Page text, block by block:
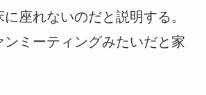
座れないのだと説明する。
ンミーティングみたいだと家